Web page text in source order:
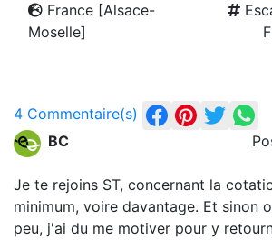
France [Alsace-
Moselle]
4 Commentaire(s)
BC
Je te rejoins ST, concernant la
minimum, voire davantage. Et sinon
peu, j'ai du me motiver pour y